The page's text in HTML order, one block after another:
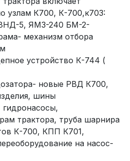
узлам К700, К-700,к703:
5, ЯМЗ-240 БМ-2-
механизм отбора
устройство К-744 (
новые РВД К700,
шины
трактора, труба шарнира
К-700, КПП К701,
на насос-